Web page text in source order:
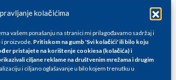
kolačićima
vašem ponašanju na stranici mi prilagođavamo sadržaj i
proizvode. Pritiskom na gumb 'Svi kolačići' ili bilo koju
pristajete na korištenje cookiesa (kolačića) i
ciljane reklame na društvenim mrežama i drugim
i ciljano oglašavanje u bilo kojem trenutku u
i podložne su promjenama, a
putem webshop-a i mogu
možemo garantirati da su svi
štampanja te promjene cijena.